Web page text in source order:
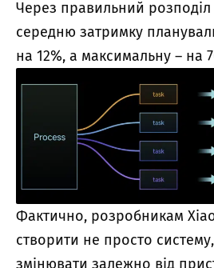
Через правильний розподіл
середню затримку
на 12%, а максимальну – на
Фактично, розробникам
створити не просто
змінювати залежно від